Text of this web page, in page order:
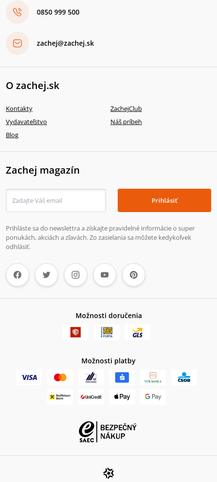
0850 999 500
zachej@zachej.sk
O zachej.sk
Kontakty
ZachejClub
Vydavateľstvo
Náš príbeh
Blog
Zachej magazín
Prihlásiť
Prihláste sa do newslettra a získajte pravidelné informácie o super
ponukách, akciách a zľavách. Zo zasielania sa môžete kedykoľvek
odhlásiť.
Možnosti doručenia
Možnosti platby